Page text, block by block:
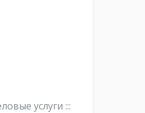
услуги :::